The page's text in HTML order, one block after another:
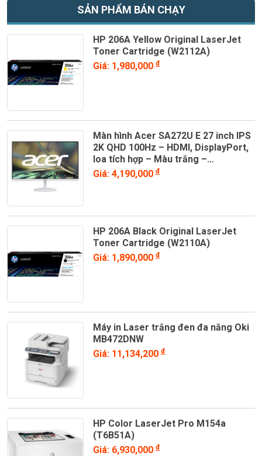
SẢN PHẨM BÁN CHẠY
HP 206A Yellow Original LaserJet
Toner Cartridge (W2112A)
Giá: 1,980,000đ
Màn hình Acer SA272U E 27 inch IPS
2K QHD 100Hz – HDMI, DisplayPort,
loa tích hợp – Màu trắng –
UM.HS2SV.E03
Giá: 4,190,000đ
HP 206A Black Original LaserJet
Toner Cartridge (W2110A)
Giá: 1,890,000đ
Máy in Laser trắng đen đa năng Oki
MB472DNW
Giá: 11,134,200đ
HP Color LaserJet Pro M154a
(T6B51A)
Giá: 6,930,000đ